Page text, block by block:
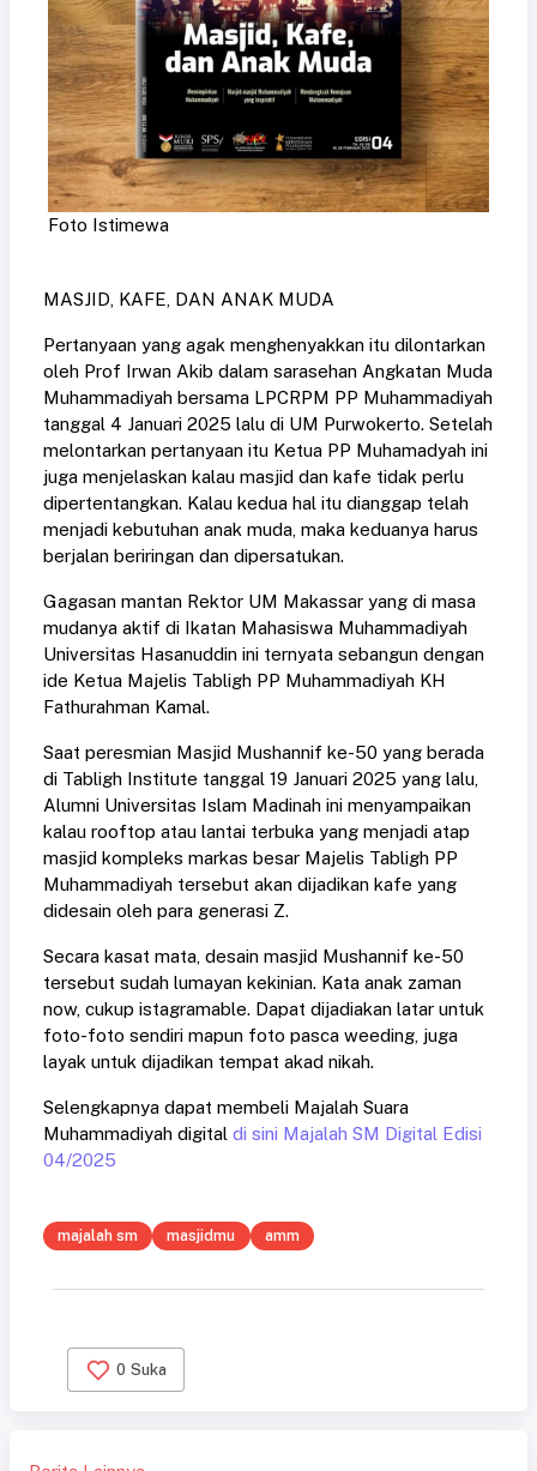
Foto Istimewa
MASJID, KAFE, DAN ANAK MUDA
Pertanyaan yang agak menghenyakkan itu dilontarkan
oleh Prof Irwan Akib dalam sarasehan Angkatan Muda
Muhammadiyah bersama LPCRPM PP Muhammadiyah
tanggal 4 Januari 2025 lalu di UM Purwokerto. Setelah
melontarkan pertanyaan itu Ketua PP Muhamadyah ini
juga menjelaskan kalau masjid dan kafe tidak perlu
dipertentangkan. Kalau kedua hal itu dianggap telah
menjadi kebutuhan anak muda, maka keduanya harus
berjalan beriringan dan dipersatukan.
Gagasan mantan Rektor UM Makassar yang di masa
mudanya aktif di Ikatan Mahasiswa Muhammadiyah
Universitas Hasanuddin ini ternyata sebangun dengan
ide Ketua Majelis Tabligh PP Muhammadiyah KH
Fathurahman Kamal.
Saat peresmian Masjid Mushannif ke-50 yang berada
di Tabligh Institute tanggal 19 Januari 2025 yang lalu,
Alumni Universitas Islam Madinah ini menyampaikan
kalau rooftop atau lantai terbuka yang menjadi atap
masjid kompleks markas besar Majelis Tabligh PP
Muhammadiyah tersebut akan dijadikan kafe yang
didesain oleh para generasi Z.
Secara kasat mata, desain masjid Mushannif ke-50
tersebut sudah lumayan kekinian. Kata anak zaman
now, cukup istagramable. Dapat dijadiakan latar untuk
foto-foto sendiri mapun foto pasca weeding, juga
layak untuk dijadikan tempat akad nikah.
Selengkapnya dapat membeli Majalah Suara
Muhammadiyah digital di sini Majalah SM Digital Edisi
04/2025
majalah sm masjidmu amm
0 Suka